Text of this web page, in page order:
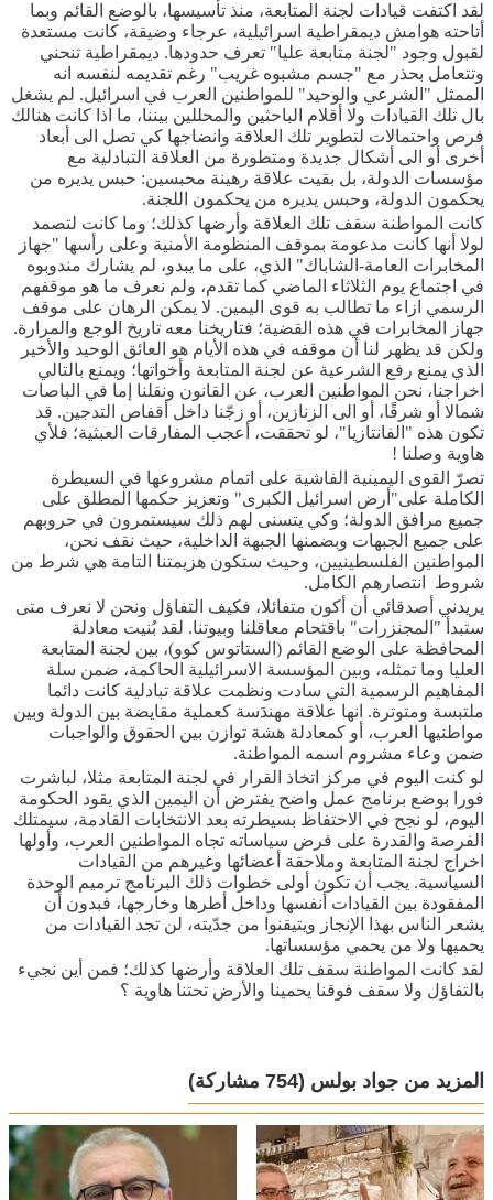
لقد اكتفت قيادات لجنة المتابعة، منذ تأسيسها، بالوضع القائم وبما
أتاحته هوامش ديمقراطية اسرائيلية، عرجاء وضيقة، كانت مستعدة
لقبول وجود "لجنة متابعة عليا" تعرف حدودها. ديمقراطية تنحني
وتتعامل بحذر مع "جسم مشبوه غريب" رغم تقديمه لنفسه انه
الممثل "الشرعي والوحيد" للمواطنين العرب في اسرائيل. لم يشغل
بال تلك القيادات ولا أقلام الباحثين والمحللين بيننا، ما اذا كانت هنالك
فرص واحتمالات لتطوير تلك العلاقة وانضاجها كي تصل الى أبعاد
أخرى أو الى أشكال جديدة ومتطورة من العلاقة التبادلية مع
مؤسسات الدولة، بل بقيت علاقة رهينة محبسين: حبس يديره من
يحكمون الدولة، وحبس يديره من يحكمون اللجنة.
كانت المواطنة سقف تلك العلاقة وأرضها كذلك؛ وما كانت لتصمد
لولا أنها كانت مدعومة بموقف المنظومة الأمنية وعلى رأسها "جهاز
المخابرات العامة-الشاباك" الذي، على ما يبدو، لم يشارك مندوبوه
في اجتماع يوم الثلاثاء الماضي كما تقدم، ولم نعرف ما هو موقفهم
الرسمي ازاء ما تطالب به قوى اليمين. لا يمكن الرهان على موقف
جهاز المخابرات في هذه القضية؛ فتاريخنا معه تاريخ الوجع والمرارة.
ولكن قد يظهر لنا أن موقفه في هذه الأيام هو العائق الوحيد والأخير
الذي يمنع رفع الشرعية عن لجنة المتابعة وأخواتها؛ ويمنع بالتالي
اخراجنا، نحن المواطنين العرب، عن القانون ونقلنا إما في الباصات
شمالا أو شرقًا، أو الى الزنازين، أو زجّنا داخل أقفاص التدجين. قد
تكون هذه "الفانتازيا"، لو تحققت، أعجب المفارقات العبثية؛ فلأي
هاوية وصلنا !
تصرّ القوى اليمينية الفاشية على اتمام مشروعها في السيطرة
الكاملة على"أرض اسرائيل الكبرى" وتعزيز حكمها المطلق على
جميع مرافق الدولة؛ وكي يتسنى لهم ذلك سيستمرون في حروبهم
على جميع الجبهات وبضمنها الجبهة الداخلية، حيث نقف نحن،
المواطنين الفلسطينيين، وحيث ستكون هزيمتنا التامة هي شرط من
شروط انتصارهم الكامل.
يريدني أصدقائي أن أكون متفائلا، فكيف التفاؤل ونحن لا نعرف متى
ستبدأ "المجنزرات" باقتحام معاقلنا وبيوتنا. لقد بُنيت معادلة
المحافظة على الوضع القائم (الستاتوس كوو)، بين لجنة المتابعة
العليا وما تمثله، وبين المؤسسة الاسرائيلية الحاكمة، ضمن سلة
المفاهيم الرسمية التي سادت ونظمت علاقة تبادلية كانت دائما
ملتبسة ومتوترة. انها علاقة مهندَسة كعملية مقايضة بين الدولة وبين
مواطنيها العرب، أو كمعادلة هشة توازن بين الحقوق والواجبات
ضمن وعاء مشروم اسمه المواطنة.
لو كنت اليوم في مركز اتخاذ القرار في لجنة المتابعة مثلا، لباشرت
فورا بوضع برنامج عمل واضح يفترض أن اليمين الذي يقود الحكومة
اليوم، لو نجح في الاحتفاظ بسيطرته بعد الانتخابات القادمة، سيمتلك
الفرصة والقدرة على فرض سياساته تجاه المواطنين العرب، وأولها
اخراج لجنة المتابعة وملاحقة أعضائها وغيرهم من القيادات
السياسية. يجب أن تكون أولى خطوات ذلك البرنامج ترميم الوحدة
المفقودة بين القيادات أنفسها وداخل أطرها وخارجها، فبدون أن
يشعر الناس بهذا الإنجاز ويتيقنوا من جدّيته، لن تجد القيادات من
يحميها ولا من يحمي مؤسساتها.
لقد كانت المواطنة سقف تلك العلاقة وأرضها كذلك؛ فمن أين نجيء
بالتفاؤل ولا سقف فوقنا يحمينا والأرض تحتنا هاوية ؟
المزيد من جواد بولس (754 مشاركة)